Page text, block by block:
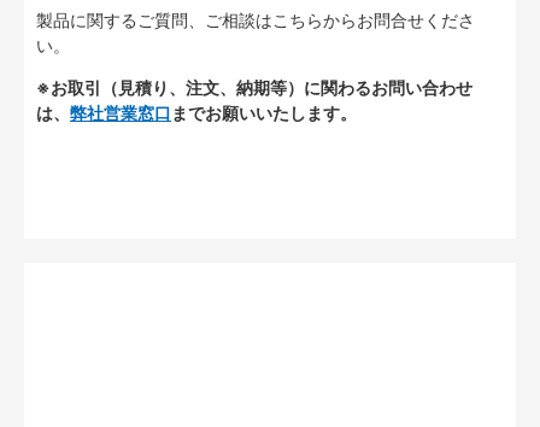
製品に関するご質問、ご相談はこちらからお問合せくださ
い。
※お取引（見積り、注文、納期等）に関わるお問い合わせ
は、 弊社営業窓口 までお願いいたします。